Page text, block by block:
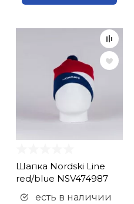
Шапка Nordski Line
red/blue NSV474987
есть в наличии